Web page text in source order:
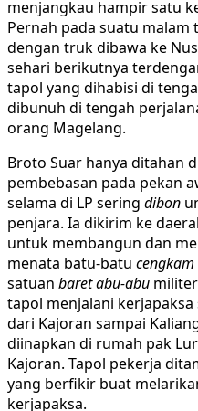
menjangkau hampir satu
Pernah pada suatu
dengan truk dibawa ke
sehari berikutnya
tapol yang dihabisi di
dibunuh di tengah
orang Magelang.
Broto Suar hanya ditahan
pembebasan pada pekan
selama di LP sering dibon
penjara. Ia dikirim ke
untuk membangun dan
menata batu-batu cengkam
satuan baret abu-abu
tapol menjalani
dari Kajoran sampai
diinapkan di rumah pak
Kajoran. Tapol pekerja
yang berfikir buat
kerjapaksa.